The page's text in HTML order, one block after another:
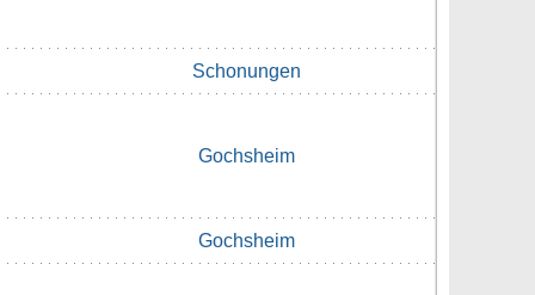
Schonungen
Gochsheim
Gochsheim